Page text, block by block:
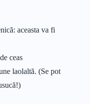
aceasta va fi
ceas
laolaltă. (Se pot